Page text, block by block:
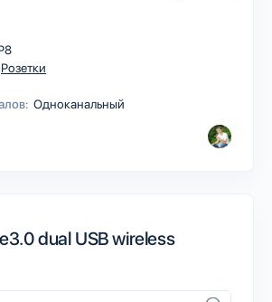
Розетки
Одноканальный
dual USB wireless